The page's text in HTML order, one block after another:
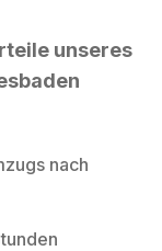
unseres
nach